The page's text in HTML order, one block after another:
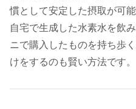
慣として安定した摂取が可
自宅で生成した水素水を飲
ニで購入したものを持ち歩
けをするのも賢い方法です。